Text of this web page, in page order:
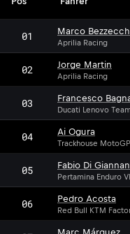
01 Marco
Aprilia Racing
02 Jorge Martin
Aprilia Racing
03 Francesco
Ducati Lenovo
04 Ai Ogura
Trackhouse
05 Fabio Di
Pertamina Enduro
06 Pedro Acosta
Red Bull KTM